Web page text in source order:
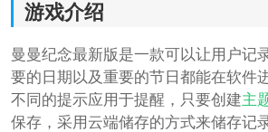
游戏介绍
曼曼纪念最新版是一款可以让用户记
要的日期以及重要的节日都能在软件
不同的提示应用于提醒，只要创建主
保存，采用云端储存的方式来储存记